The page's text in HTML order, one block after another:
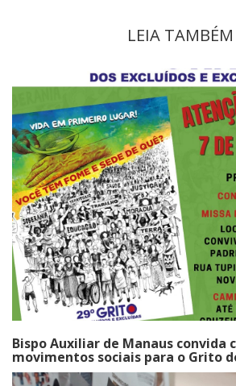
LEIA TAMBÉM
Bispo Auxiliar de Manaus convida
movimentos sociais para o Grito